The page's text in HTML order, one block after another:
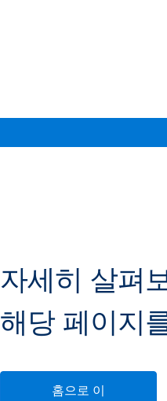
자세히 살펴
해당 페이지
홈으로 이